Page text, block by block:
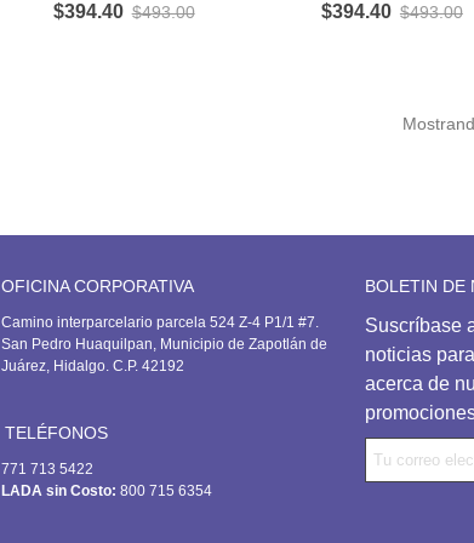
$741.00
$394.40 $493.00 $394.40 $493.00
OFICINA CORPORATIVA
Camino interparcelario parcela 524 Z-4 P1/1 #7.
San Pedro Huaquilpan, Municipio de Zapotlán de
Juárez, Hidalgo. C.P. 42192
TELÉFONOS
771 713 5422
LADA sin Costo: 800 715 6354
BOLETIN DE
Suscríbase
noticias
acerca de